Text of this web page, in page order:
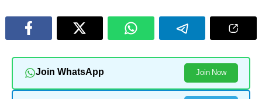
Join WhatsApp Join Now